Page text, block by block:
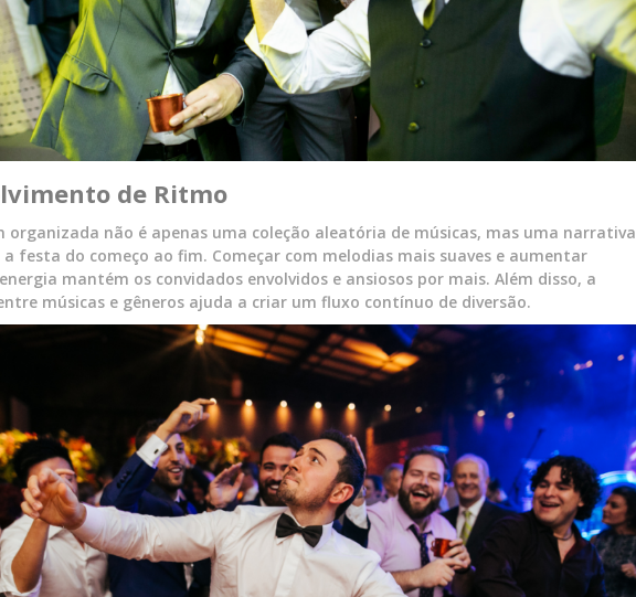
de Ritmo
organizada não é apenas uma coleção aleatória de músicas, mas uma narrativa
festa do começo ao fim. Começar com melodias mais suaves e aumentar
mantém os convidados envolvidos e ansiosos por mais. Além disso, a
músicas e gêneros ajuda a criar um fluxo contínuo de diversão.